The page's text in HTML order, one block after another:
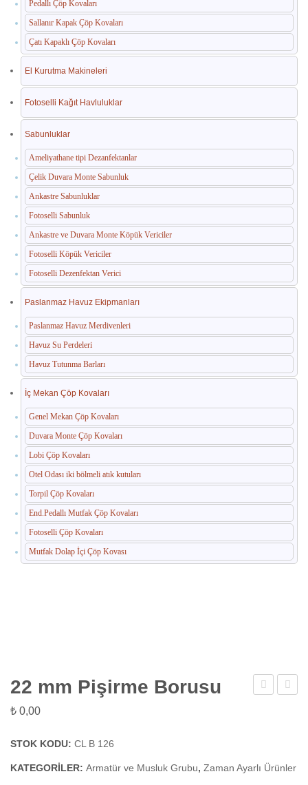
Pedallı Çöp Kovaları
Sallanır Kapak Çöp Kovaları
Çatı Kapaklı Çöp Kovaları
El Kurutma Makineleri
Fotoselli Kağıt Havluluklar
Sabunluklar
Ameliyathane tipi Dezanfektanlar
Çelik Duvara Monte Sabunluk
Ankastre Sabunluklar
Fotoselli Sabunluk
Ankastre ve Duvara Monte Köpük Vericiler
Fotoselli Köpük Vericiler
Fotoselli Dezenfektan Verici
Paslanmaz Havuz Ekipmanları
Paslanmaz Havuz Merdivenleri
Havuz Su Perdeleri
Havuz Tutunma Barları
İç Mekan Çöp Kovaları
Genel Mekan Çöp Kovaları
Duvara Monte Çöp Kovaları
Lobi Çöp Kovaları
Otel Odası iki bölmeli atık kutuları
Torpil Çöp Kovaları
End.Pedallı Mutfak Çöp Kovaları
Fotoselli Çöp Kovaları
Mutfak Dolap İçi Çöp Kovası
Borusu
22 mm Pişirme Borusu
₺ 0,00
STOK KODU: CL B 126
KATEGORILER: Armatür ve Musluk Grubu, Zaman Ayarlı Ürünler